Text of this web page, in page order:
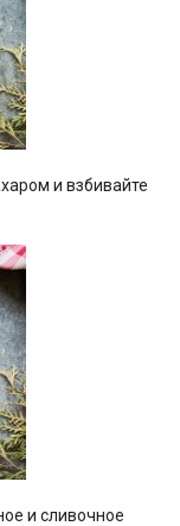
и взбивайте
и сливочное